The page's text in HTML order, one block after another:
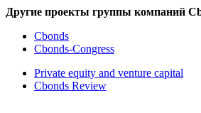
Другие проекты группы компаний
Cbonds
Cbonds-Congress
Private equity and venture capital
Cbonds Review